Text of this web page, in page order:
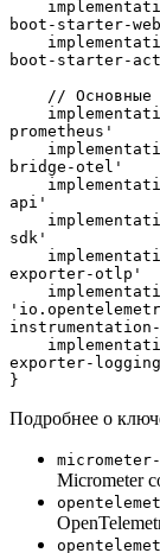
boot-starter-
boot-starter-
//
prometheus'
bridge-otel'
api'
sdk'
exporter-otlp'
exporter-
}
Подробнее о
Micrometer